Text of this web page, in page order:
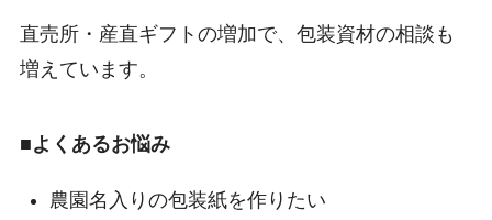
直売所・産直ギフトの増加で、包装資材の相談も
増えています。
■よくあるお悩み
農園名入りの包装紙を作りたい